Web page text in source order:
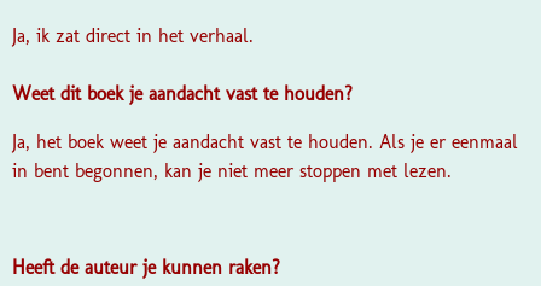
Ja, ik zat direct in het verhaal.
Weet dit boek je aandacht vast te houden?
Ja, het boek weet je aandacht vast te houden. Als je er eenmaal
in bent begonnen, kan je niet meer stoppen met lezen.
Heeft de auteur je kunnen raken?